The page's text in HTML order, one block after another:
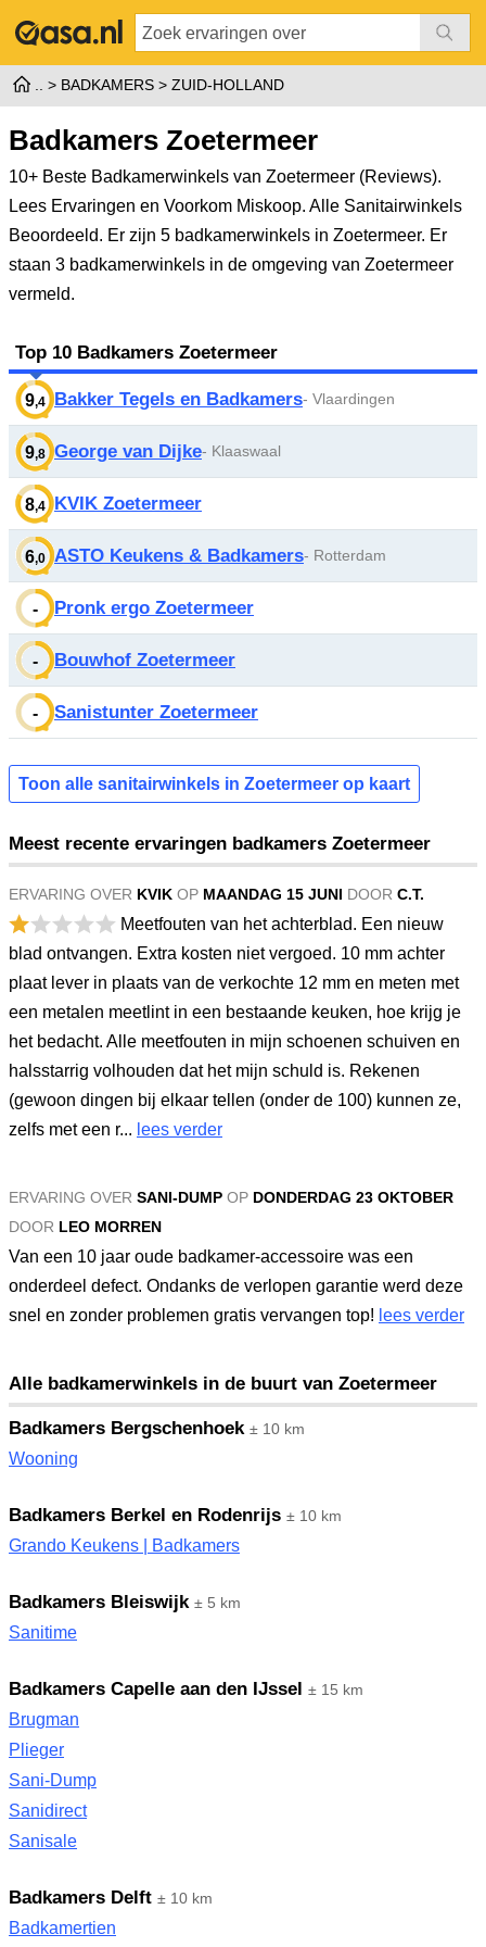
BADKAMERS ZUID-HOLLAND
Badkamers Zoetermeer
10+ Beste Badkamerwinkels van Zoetermeer (Reviews).
Lees Ervaringen en Voorkom Miskoop. Alle Sanitairwinkels
Beoordeeld. Er zijn 5 badkamerwinkels in Zoetermeer. Er
staan 3 badkamerwinkels in de omgeving van Zoetermeer
vermeld.
Top 10 Badkamers Zoetermeer
9,4 Bakker Tegels en Badkamers- Vlaardingen
9,8 George van Dijke- Klaaswaal
8,4 KVIK Zoetermeer
6,0 ASTO Keukens & Badkamers- Rotterdam
- Pronk ergo Zoetermeer
- Bouwhof Zoetermeer
- Sanistunter Zoetermeer
Toon alle sanitairwinkels in Zoetermeer op kaart
Meest recente ervaringen badkamers Zoetermeer
ERVARING OVER KVIK OP MAANDAG 15 JUNI DOOR C.T.
Meetfouten van het achterblad. Een nieuw
blad ontvangen. Extra kosten niet vergoed. 10 mm achter
plaat lever in plaats van de verkochte 12 mm en meten met
een metalen meetlint in een bestaande keuken, hoe krijg je
het bedacht. Alle meetfouten in mijn schoenen schuiven en
halsstarrig volhouden dat het mijn schuld is. Rekenen
(gewoon dingen bij elkaar tellen (onder de 100) kunnen ze,
zelfs met een r... lees verder
ERVARING OVER SANI-DUMP OP DONDERDAG 23 OKTOBER
DOOR LEO MORREN
Van een 10 jaar oude badkamer-accessoire was een
onderdeel defect. Ondanks de verlopen garantie werd deze
snel en zonder problemen gratis vervangen top! lees verder
Alle badkamerwinkels in de buurt van Zoetermeer
Badkamers Bergschenhoek ± 10 km
Wooning
Badkamers Berkel en Rodenrijs ± 10 km
Grando Keukens | Badkamers
Badkamers Bleiswijk ± 5 km
Sanitime
Badkamers Capelle aan den IJssel ± 15 km
Brugman
Plieger
Sani-Dump
Sanidirect
Sanisale
Badkamers Delft ± 10 km
Badkamertien